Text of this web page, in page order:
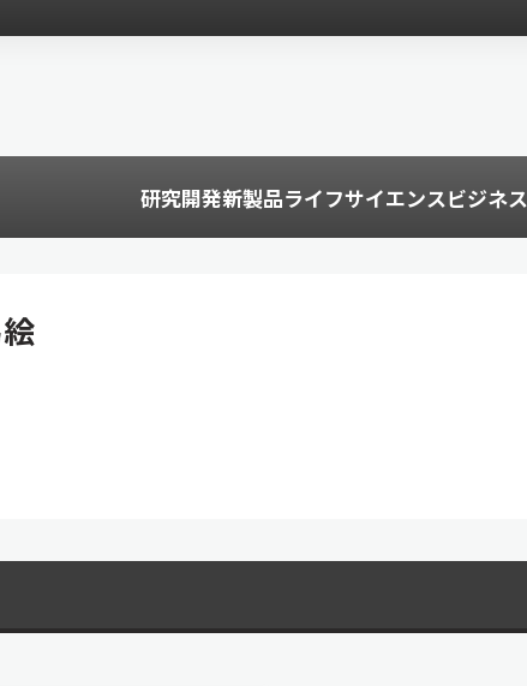
研究開発新製品ライフサイエンスビジネス